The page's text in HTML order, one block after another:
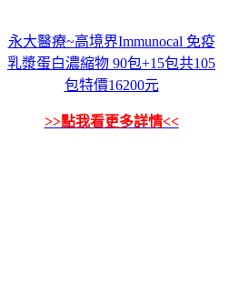
永大醫療~高境界Immunocal 免疫
乳漿蛋白濃縮物 90包+15包共105
包特價16200元
>>點我看更多詳情<<